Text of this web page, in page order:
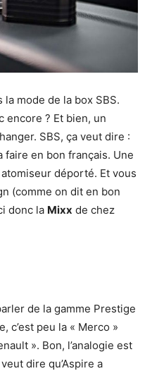
la mode de la box SBS.
encore ? Et bien, un
SBS, ça veut dire :
faire en bon français. Une
déporté. Et vous
(comme on dit en bon
donc la Mixx de chez
de la gamme Prestige
c’est peu la « Merco »
». Bon, l’analogie est
dire qu’Aspire a